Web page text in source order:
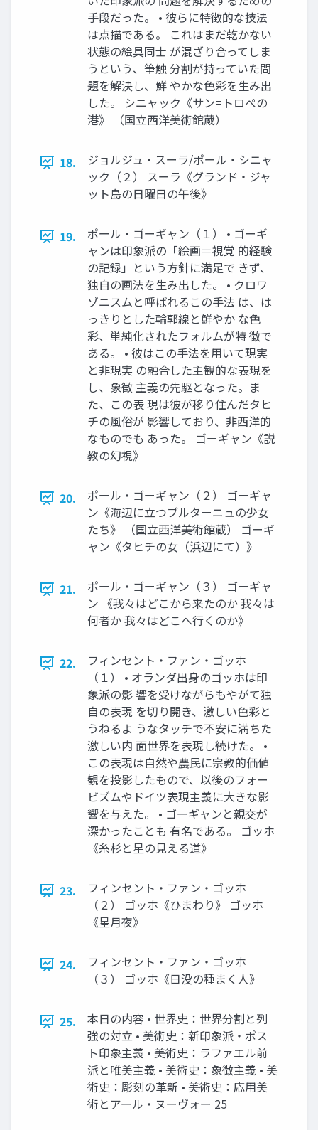
手段だった。 • 彼らに特徴的な技法
は点描である。 これはまだ乾かない
状態の絵具同士 が混ざり合ってしま
うという、筆触 分割が持っていた問
題を解決し、鮮 やかな色彩を生み出
した。 シニャック《サン=トロぺの
港》 （国立西洋美術館蔵）
18.
ジョルジュ・スーラ/ポール・シニャ
ック（２） スーラ《グランド・ジャ
ット島の日曜日の午後》
19.
ポール・ゴーギャン（１） • ゴーギ
ャンは印象派の「絵画＝視覚 的経験
の記録」という方針に満足で きず、
独自の画法を生み出した。 • クロワ
ゾニスムと呼ばれるこの手法 は、は
っきりとした輪郭線と鮮やか な色
彩、単純化されたフォルムが特 徴で
ある。 • 彼はこの手法を用いて現実
と非現実 の融合した主観的な表現を
し、象徴 主義の先駆となった。ま
た、この表 現は彼が移り住んだタヒ
チの風俗が 影響しており、非西洋的
なものでも あった。 ゴーギャン《説
教の幻視》
20.
ポール・ゴーギャン（２） ゴーギャ
ン《海辺に立つブルターニュの少女
たち》 （国立西洋美術館蔵） ゴーギ
ャン《タヒチの女（浜辺にて）》
21.
ポール・ゴーギャン（３） ゴーギャ
ン 《我々はどこから来たのか 我々は
何者か 我々はどこへ行くのか》
22.
フィンセント・ファン・ゴッホ
（１） • オランダ出身のゴッホは印
象派の影 響を受けながらもやがて独
自の表現 を切り開き、激しい色彩と
うねるよ うなタッチで不安に満ちた
激しい内 面世界を表現し続けた。 •
この表現は自然や農民に宗教的価値
観を投影したもので、以後のフォー
ビズムやドイツ表現主義に大きな影
響を与えた。 • ゴーギャンと親交が
深かったことも 有名である。 ゴッホ
《糸杉と星の見える道》
23.
フィンセント・ファン・ゴッホ
（２） ゴッホ《ひまわり》 ゴッホ
《星月夜》
24.
フィンセント・ファン・ゴッホ
（３） ゴッホ《日没の種まく人》
25.
本日の内容 • 世界史：世界分割と列
強の対立 • 美術史：新印象派・ポス
ト印象主義 • 美術史：ラファエル前
派と唯美主義 • 美術史：象徴主義 • 美
術史：彫刻の革新 • 美術史：応用美
術とアール・ヌーヴォー 25